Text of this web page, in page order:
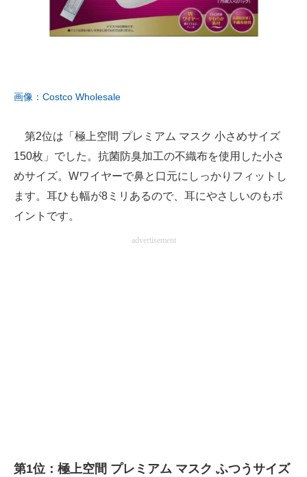
画像：Costco Wholesale
第2位は「極上空間 プレミアム マスク 小さめサイズ
150枚」でした。抗菌防臭加工の不織布を使用した小さ
めサイズ。Wワイヤーで鼻と口元にしっかりフィットし
ます。耳ひも幅が8ミリあるので、耳にやさしいのもポ
イントです。
advertisement
第1位：極上空間 プレミアム マスク ふつうサイズ